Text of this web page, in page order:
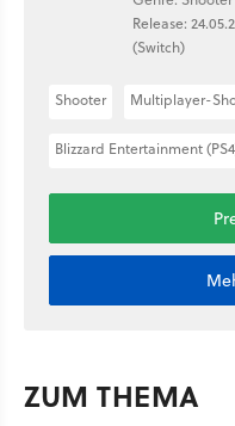
Release:
(Switch)
Shooter Multiplayer-
Blizzard Entertainment
ZUM THEMA